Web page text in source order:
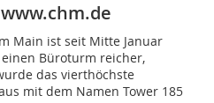
Main ist seit Mitte Januar
Büroturm reicher,
das vierthöchste
mit dem Namen Tower 185